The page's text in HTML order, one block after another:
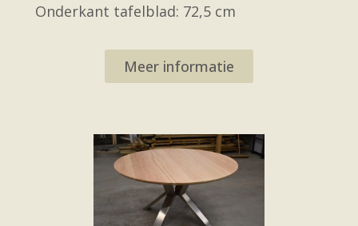
Onderkant tafelblad: 72,5 cm
Meer informatie